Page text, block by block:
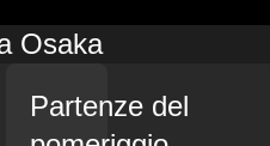
Osaka
Partenze del